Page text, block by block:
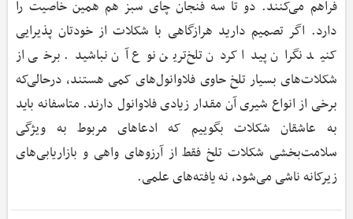
فراهم می‌کنند. دو تا سه فنجان چای سبز هم همین خاصیت را
دارد. اگر تصمیم دارید هرازگاهی با شکلات از خودتان پذیرایی
کنید نگران پیدا کردن تلخ‌ترین نوع آن نباشید. برخی از
شکلات‌های بسیار تلخ حاوی فلاوانول‌های کمی هستند، درحالی‌که
برخی از انواع شیری آن مقدار زیادی فلاوانول دارند. متاسفانه باید
به عاشقان شکلات بگوییم که ادعاهای مربوط به ویژگی
سلامت‌بخشی شکلات تلخ فقط از آرزوهای واهی و بازاریابی‌های
زیرکانه ناشی می‌شود، نه یافته‌های علمی.